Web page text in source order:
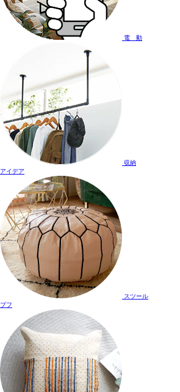
電 動
収納
アイデア
スツール
プフ